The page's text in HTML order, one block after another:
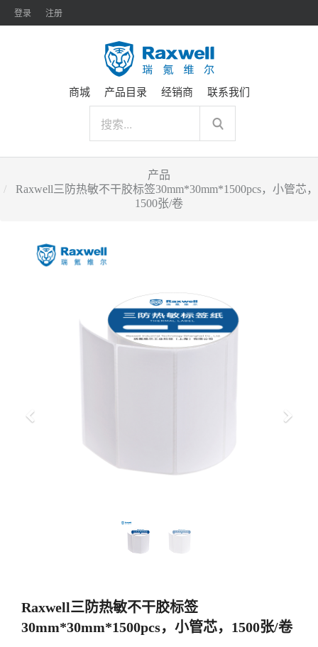
登录 注册
商城 产品目录 经销商 联系我们
产品
Raxwell三防热敏不干胶标签30mm*30mm*1500pcs，小管芯，
1500张/卷
下
Raxwell三防热敏不干胶标签
30mm*30mm*1500pcs，小管芯，1500张/卷